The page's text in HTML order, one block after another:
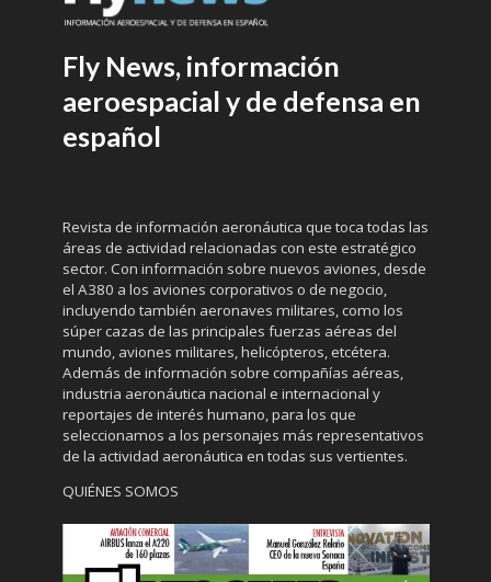
Fly News, información
aeroespacial y de defensa en
español
Revista de información aeronáutica que toca todas las
áreas de actividad relacionadas con este estratégico
sector. Con información sobre nuevos aviones, desde
el A380 a los aviones corporativos o de negocio,
incluyendo también aeronaves militares, como los
súper cazas de las principales fuerzas aéreas del
mundo, aviones militares, helicópteros, etcétera.
Además de información sobre compañías aéreas,
industria aeronáutica nacional e internacional y
reportajes de interés humano, para los que
seleccionamos a los personajes más representativos
de la actividad aeronáutica en todas sus vertientes.
QUIÉNES SOMOS